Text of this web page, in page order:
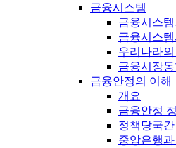
금융시스템
금융시스템
금융시스
우리나라
금융시장
금융안정의 이해
개요
금융안정
정책당국
중앙은행